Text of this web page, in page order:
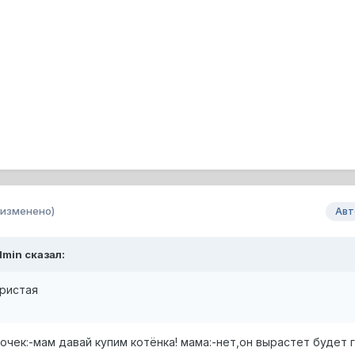
сказал:
мам давай купим котёнка! мама:-нет,он вырастет будет